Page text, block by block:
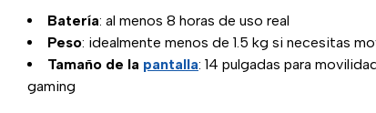
Batería: al menos 8 horas de uso real
Peso: idealmente menos de 1.5 kg si necesitas
Tamaño de la pantalla: 14 pulgadas para
gaming